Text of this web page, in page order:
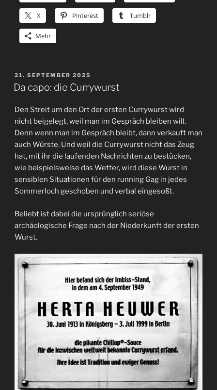
X Pinterest Tumblr
Mehr
VERÖFFENTLICHT
AM
21. SEPTEMBER 2025
Da capo: die Currywurst
Den Streit um den Ort der ersten Currywurst wird
nicht beigelegt, weil man im Gespräch bleiben will.
Denn wenn man im Gespräch bleibt, dann verkauft man
auch Würste. Und weil die Currywurst nicht das Zeug
hat, mit ihr die laufenden Nachrichten zu bestücken,
wie beispielsweise das Wetter, wird diese Wurst in
sensiblen Situationen für den running Gag in jedes
Sommerloch geschoben und verbal eingesoßt.
Beliebt ist dabei die ursprünglich seriöse
archäologische Frage nach der Niederkunft der ersten
Wurst.